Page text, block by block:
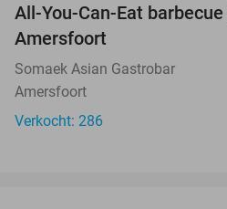
All-You-Can-Eat
Amersfoort
Somaek Asian Gastrobar
Amersfoort
Verkocht: 286